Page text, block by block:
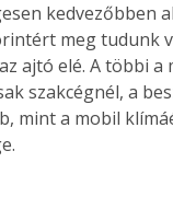
megrendelhetők!
kedvezőbben
meg tudunk
ajtó elé. A többi
szakcégnél, a
mint a mobil